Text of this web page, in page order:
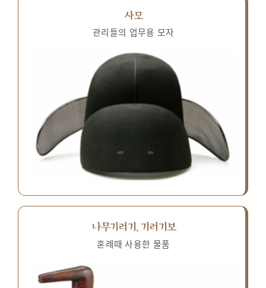
사모
관리들의 업무용 모자
나무기러기, 기러기보
혼례때 사용한 물품